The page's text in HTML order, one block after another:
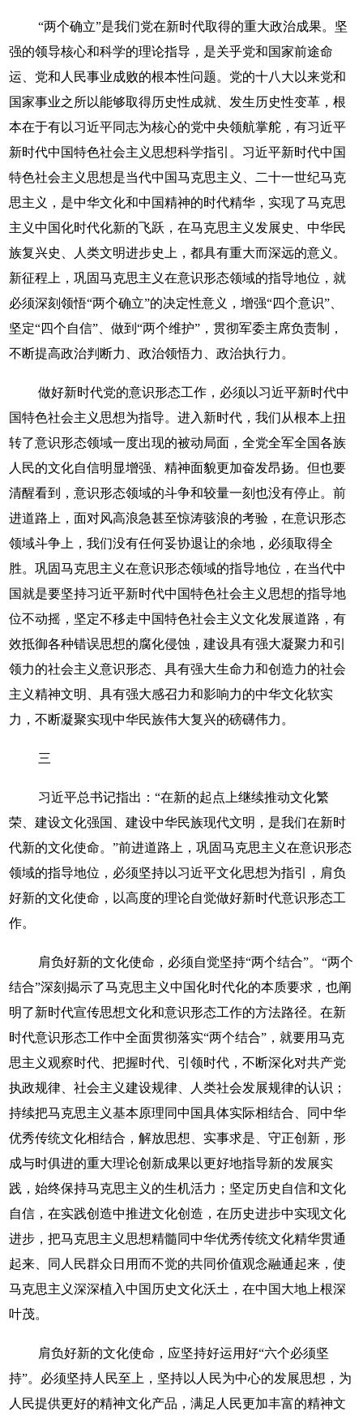
“两个确立”是我们党在新时代取得的重大政治成果。坚
强的领导核心和科学的理论指导，是关乎党和国家前途命
运、党和人民事业成败的根本性问题。党的十八大以来党和
国家事业之所以能够取得历史性成就、发生历史性变革，根
本在于有以习近平同志为核心的党中央领航掌舵，有习近平
新时代中国特色社会主义思想科学指引。习近平新时代中国
特色社会主义思想是当代中国马克思主义、二十一世纪马克
思主义，是中华文化和中国精神的时代精华，实现了马克思
主义中国化时代化新的飞跃，在马克思主义发展史、中华民
族复兴史、人类文明进步史上，都具有重大而深远的意义。
新征程上，巩固马克思主义在意识形态领域的指导地位，就
必须深刻领悟“两个确立”的决定性意义，增强“四个意识”、
坚定“四个自信”、做到“两个维护”，贯彻军委主席负责制，
不断提高政治判断力、政治领悟力、政治执行力。
做好新时代党的意识形态工作，必须以习近平新时代中
国特色社会主义思想为指导。进入新时代，我们从根本上扭
转了意识形态领域一度出现的被动局面，全党全军全国各族
人民的文化自信明显增强、精神面貌更加奋发昂扬。但也要
清醒看到，意识形态领域的斗争和较量一刻也没有停止。前
进道路上，面对风高浪急甚至惊涛骇浪的考验，在意识形态
领域斗争上，我们没有任何妥协退让的余地，必须取得全
胜。巩固马克思主义在意识形态领域的指导地位，在当代中
国就是要坚持习近平新时代中国特色社会主义思想的指导地
位不动摇，坚定不移走中国特色社会主义文化发展道路，有
效抵御各种错误思想的腐化侵蚀，建设具有强大凝聚力和引
领力的社会主义意识形态、具有强大生命力和创造力的社会
主义精神文明、具有强大感召力和影响力的中华文化软实
力，不断凝聚实现中华民族伟大复兴的磅礴伟力。
三
习近平总书记指出：“在新的起点上继续推动文化繁
荣、建设文化强国、建设中华民族现代文明，是我们在新时
代新的文化使命。”前进道路上，巩固马克思主义在意识形态
领域的指导地位，必须坚持以习近平文化思想为指引，肩负
好新的文化使命，以高度的理论自觉做好新时代意识形态工
作。
肩负好新的文化使命，必须自觉坚持“两个结合”。“两个
结合”深刻揭示了马克思主义中国化时代化的本质要求，也阐
明了新时代宣传思想文化和意识形态工作的方法路径。在新
时代意识形态工作中全面贯彻落实“两个结合”，就要用马克
思主义观察时代、把握时代、引领时代，不断深化对共产党
执政规律、社会主义建设规律、人类社会发展规律的认识；
持续把马克思主义基本原理同中国具体实际相结合、同中华
优秀传统文化相结合，解放思想、实事求是、守正创新，形
成与时俱进的重大理论创新成果以更好地指导新的发展实
践，始终保持马克思主义的生机活力；坚定历史自信和文化
自信，在实践创造中推进文化创造，在历史进步中实现文化
进步，把马克思主义思想精髓同中华优秀传统文化精华贯通
起来、同人民群众日用而不觉的共同价值观念融通起来，使
马克思主义深深植入中国历史文化沃土，在中国大地上根深
叶茂。
肩负好新的文化使命，应坚持好运用好“六个必须坚
持”。必须坚持人民至上，坚持以人民为中心的发展思想，为
人民提供更好的精神文化产品，满足人民更加丰富的精神文